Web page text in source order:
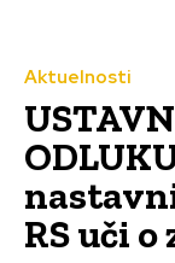
Aktuelnosti
RS uči